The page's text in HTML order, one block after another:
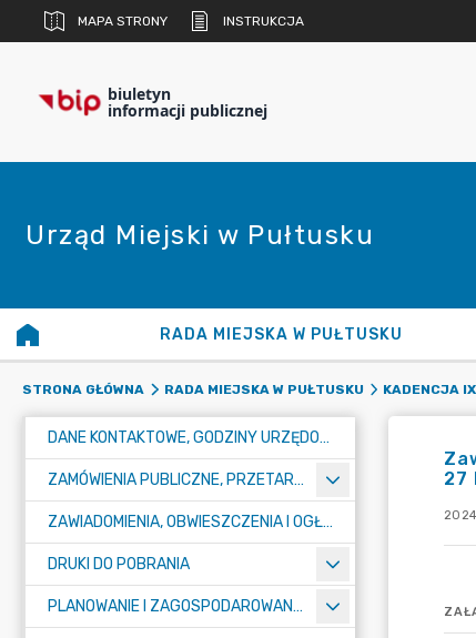
MAPA STRONY INSTRUKCJA
biuletyn
informacji publicznej
Urząd Miejski w Pułtusku
RADA MIEJSKA W PUŁTUSKU
STRONA GŁÓWNA RADA MIEJSKA W PUŁTUSKU KADENCJA
DANE KONTAKTOWE, GODZINY URZĘDOWANIA I NUMER KONTA BANKOWEGO
ZAMÓWIENIA PUBLICZNE, PRZETARGI, KONKURSY
ZAWIADOMIENIA, OBWIESZCZENIA I OGŁOSZENIA
DRUKI DO POBRANIA
PLANOWANIE I ZAGOSPODAROWANIE PRZESTRZENNE
27